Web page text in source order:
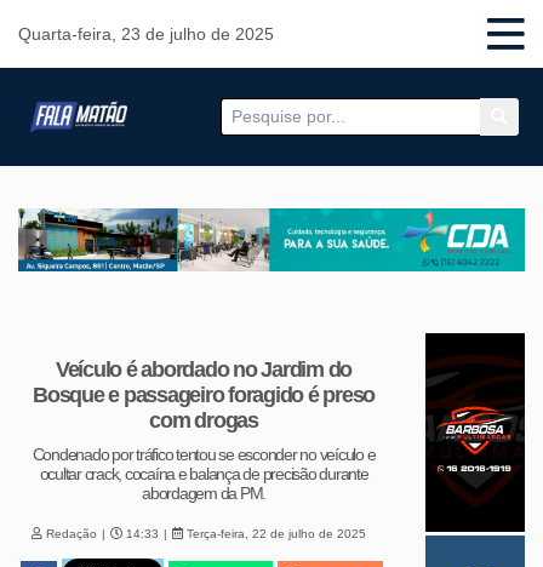
Quarta-feira, 23 de julho de 2025
Veículo é abordado no Jardim do
Bosque e passageiro foragido é preso
com drogas
Condenado por tráfico tentou se esconder no veículo e
ocultar crack, cocaína e balança de precisão durante
abordagem da PM.
Redação 14:33 Terça-feira, 22 de julho de 2025